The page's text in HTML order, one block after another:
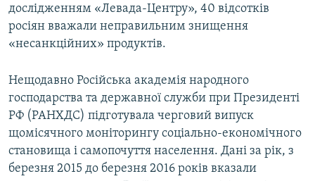
дослідженням «Левада-Центру», 40 відсотків
росіян вважали неправильним знищення
«несанкційних» продуктів.
Нещодавно Російська академія народного
господарства та державної служби при Президенті
РФ (РАНХДС) підготувала черговий випуск
щомісячного моніторингу соціально-економічного
становища і самопочуття населення. Дані за рік, з
березня 2015 до березня 2016 років вказали